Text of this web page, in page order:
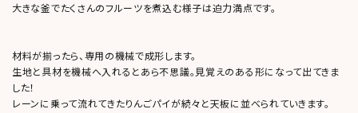
大きな釜でたくさんのフルーツを煮込む様子は迫力満点です。
材料が揃ったら、専用の機械で成形します。
生地と具材を機械へ入れるとあら不思議。見覚えのある形になって出てきま
した！
レーンに乗って流れてきたりんごパイが続々と天板に並べられていきます。